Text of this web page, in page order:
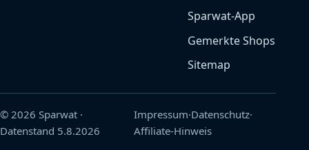
Sparwat-App
Gemerkte Shops
Sitemap
© 2026 Sparwat ·
Datenstand 5.8.2026
Impressum·Datenschutz·
Affiliate-Hinweis